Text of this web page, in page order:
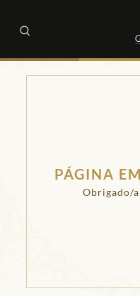
PÁGINA
Obrigado/